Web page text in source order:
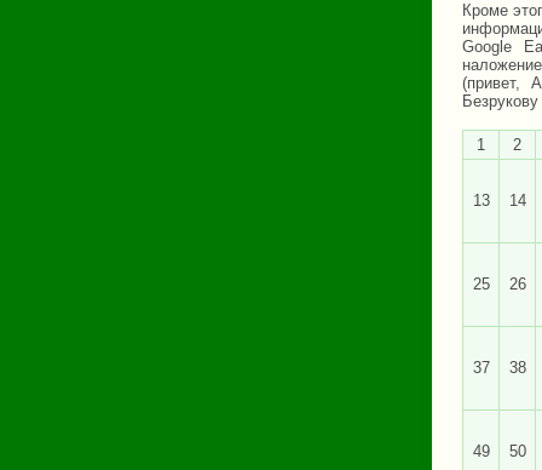
Кроме
Google
(привет,
1 2
13 14
25 26
37 38
49 50